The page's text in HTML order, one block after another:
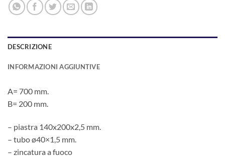
DESCRIZIONE
INFORMAZIONI AGGIUNTIVE
A= 700 mm.
B= 200 mm.
– piastra 140x200x2,5 mm.
– tubo ø40×1,5 mm.
– zincatura a fuoco